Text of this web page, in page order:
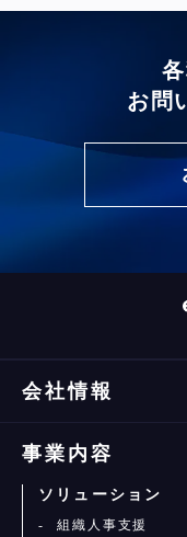
お問
会社情報
事業内容
ソリューション
組織人事支援